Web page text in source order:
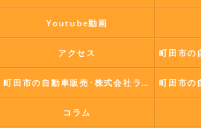
Youtube動画
アクセス
町田市の自動車販売･株式会社ラポールコーポレーションの評判
コラム